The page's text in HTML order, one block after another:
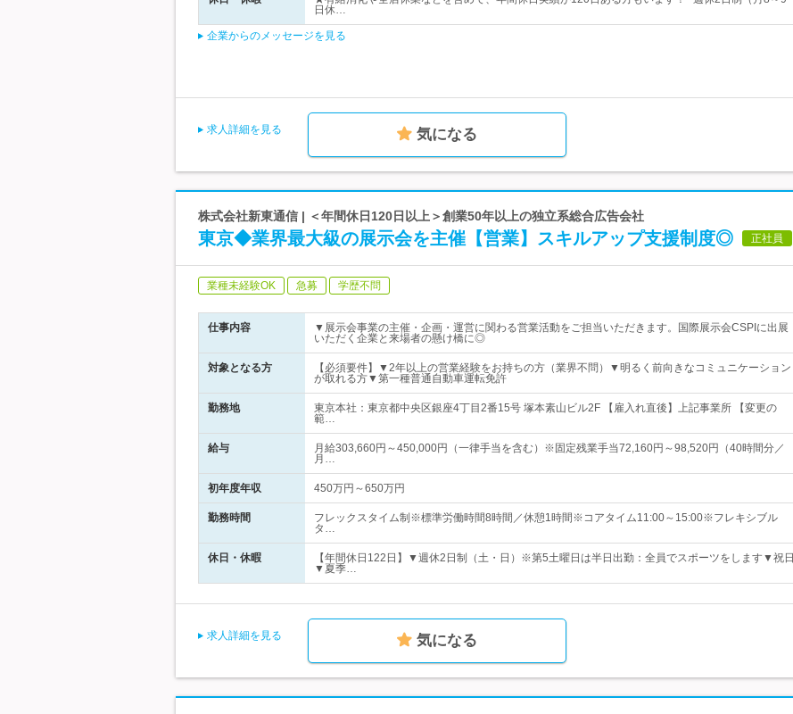
日休…
企業からのメッセージを見る
求人詳細を見る 気になる
株式会社新東通信 | ＜年間休日120日以上＞創業50年以上の独立系総合広告会社
東京◆業界最大級の展示会を主催【営業】スキルアップ支援制度◎ 正社員
業種未経験OK 急募 学歴不問
仕事内容
▼展示会事業の主催・企画・運営に関わる営業活動をご担当いただきます。国際展示会CSPIに出展
いただく企業と来場者の懸け橋に◎
対象となる方
【必須要件】▼2年以上の営業経験をお持ちの方（業界不問）▼明るく前向きなコミュニケーション
が取れる方▼第一種普通自動車運転免許
勤務地
東京本社：東京都中央区銀座4丁目2番15号 塚本素山ビル2F 【雇入れ直後】上記事業所 【変更の
範…
給与
月給303,660円～450,000円（一律手当を含む）※固定残業手当72,160円～98,520円（40時間分／
月…
初年度年収 450万円～650万円
勤務時間
フレックスタイム制※標準労働時間8時間／休憩1時間※コアタイム11:00～15:00※フレキシブル
タ…
休日・休暇
【年間休日122日】▼週休2日制（土・日）※第5土曜日は半日出勤：全員でスポーツをします▼祝日
▼夏季…
求人詳細を見る 気になる